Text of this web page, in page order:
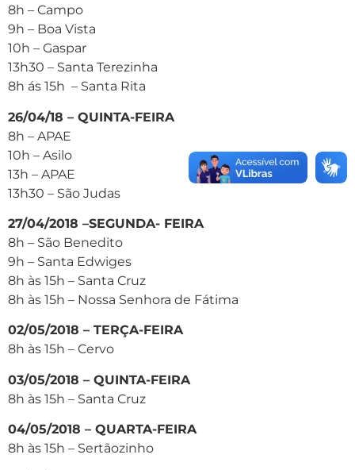
8h – Campo
9h – Boa Vista
10h – Gaspar
13h30 – Santa Terezinha
8h ás 15h – Santa Rita
26/04/18 – QUINTA-FEIRA
8h – APAE
10h – Asilo
13h – APAE
13h30 – São Judas
27/04/2018 –SEGUNDA- FEIRA
8h – São Benedito
9h – Santa Edwiges
8h às 15h – Santa Cruz
8h às 15h – Nossa Senhora de Fátima
02/05/2018 – TERÇA-FEIRA
8h às 15h – Cervo
03/05/2018 – QUINTA-FEIRA
8h às 15h – Santa Cruz
04/05/2018 – QUARTA-FEIRA
8h às 15h – Sertãozinho